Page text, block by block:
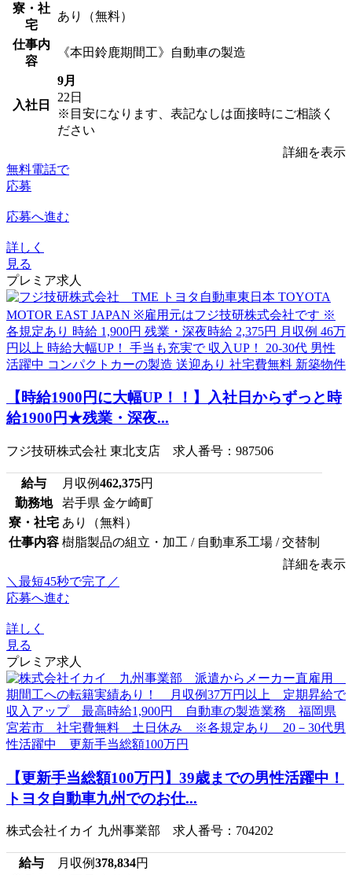
寮・社
宅
あり（無料）
仕事内
容
《本田鈴鹿期間工》自動車の製造
入社日
9月
22日
※目安になります、表記なしは面接時にご相談く
ださい
詳細を表示
無料電話で
応募
応募へ進む
詳しく
見る
プレミア求人
【時給1900円に大幅UP！！】入社日からずっと時
給1900円★残業・深夜...
フジ技研株式会社 東北支店 求人番号：987506
給与 月収例462,375円
勤務地
岩手県 金ケ崎町
寮・社宅 あり（無料）
仕事内容 樹脂製品の組立・加工 / 自動車系工場 / 交替制
詳細を表示
＼最短45秒で完了／
応募へ進む
詳しく
見る
プレミア求人
【更新手当総額100万円】39歳までの男性活躍中！
トヨタ自動車九州でのお仕...
株式会社イカイ 九州事業部 求人番号：704202
給与 月収例378,834円